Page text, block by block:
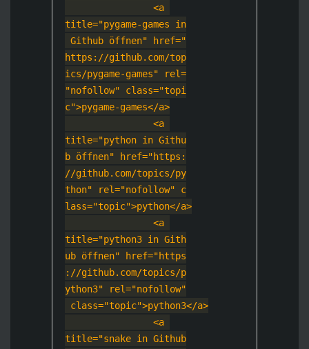
                <a
title="pygame-games in
Github öffnen" href="
https://github.com/top
ics/pygame-games" rel=
"nofollow" class="topi
c">pygame-games</a>
                <a
title="python in Githu
b öffnen" href="https:
//github.com/topics/py
thon" rel="nofollow" c
lass="topic">python</a>
                <a
title="python3 in Gith
ub öffnen" href="https
://github.com/topics/p
ython3" rel="nofollow"
class="topic">python3</a>
                <a
title="snake in Github